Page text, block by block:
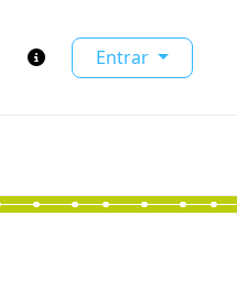
de navegação
Atalhos Entrar